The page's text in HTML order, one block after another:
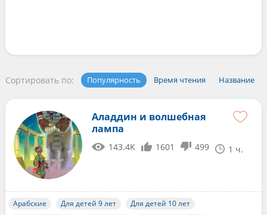
Сортировать по: Популярность Время чтения Название
Аладдин и волшебная
лампа
143.4K 1601 499 1 ч.
Арабские Для детей 9 лет
Для детей 10 лет